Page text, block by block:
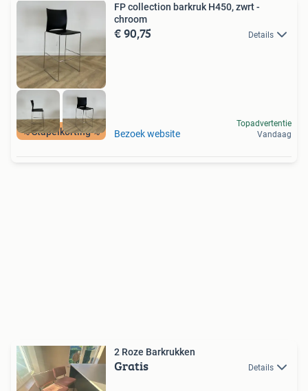
% Stapelkorting %
FP collection barkruk H450, zwrt -
chroom
€ 90,75 Details
Bezoek website
Topadvertentie
Vandaag
2 Roze Barkrukken
Gratis Details